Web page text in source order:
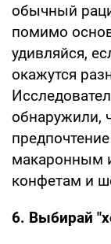
обычный
помимо
удивляйся,
окажутся
обнаружили,
макаронным
конфетам и
6. Выбирай